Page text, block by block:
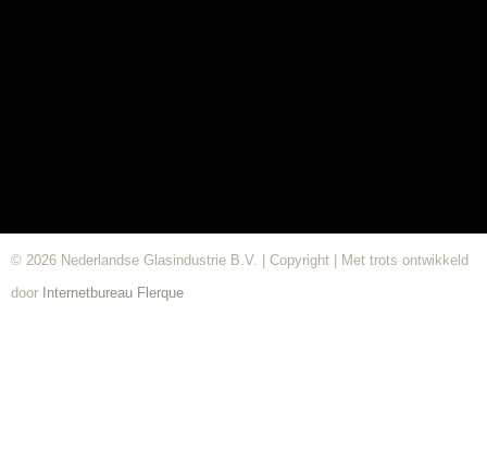
© 2026 Nederlandse Glasindustrie B.V. | Copyright | Met trots ontwikkeld
door Internetbureau Flerque